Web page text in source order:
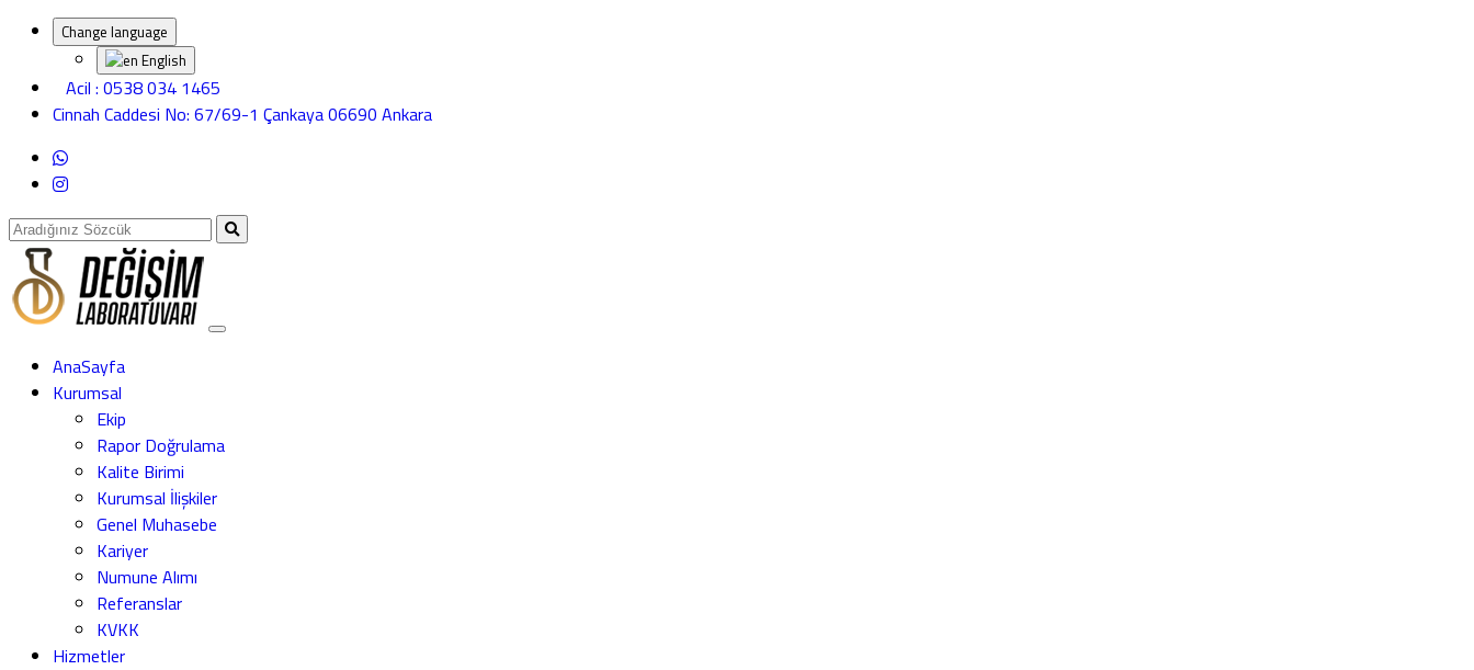
Change language
English
Acil : 0538 034 1465
Cinnah Caddesi No: 67/69-1 Çankaya 06690 Ankara
AnaSayfa
Kurumsal
Ekip
Rapor Doğrulama
Kalite Birimi
Kurumsal İlişkiler
Genel Muhasebe
Kariyer
Numune Alımı
Referanslar
KVKK
Hizmetler